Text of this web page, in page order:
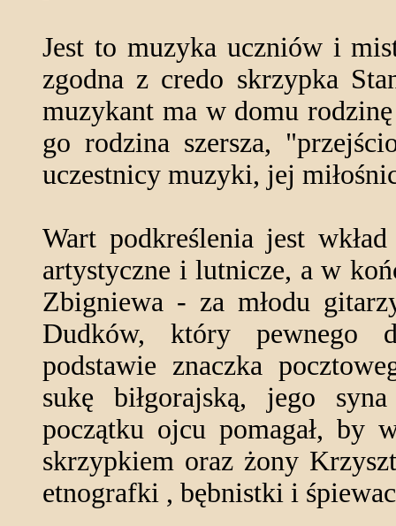
Jest to muzyka uczniów i
zgodna z credo skrzypka
muzykant ma w domu
go rodzina szersza,
uczestnicy muzyki, jej
Wart podkreślenia jest
artystyczne i lutnicze, a w
Zbigniewa - za młodu
Dudków, który pewnego
podstawie znaczka
sukę biłgorajską, jego
początku ojcu pomagał, by
skrzypkiem oraz żony
etnografki , bębnistki i